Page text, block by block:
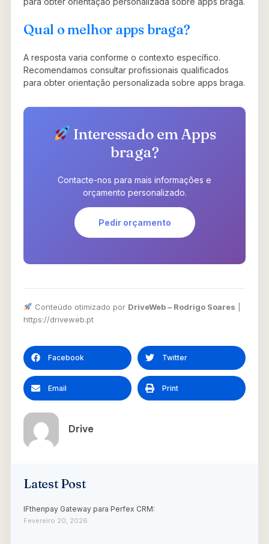
Qual o melhor apps braga?
A resposta varia conforme o contexto específico.
Recomendamos consultar profissionais qualificados
para obter orientação personalizada sobre apps braga.
Interessado em Apps
braga?
Contacte-nos para mais informações e
orçamento personalizado.
Pedir orçamento
Conteúdo otimizado por DriveWeb – Rodrigo Soares
https://driveweb.pt
Facebook Twitter
Email Print
Drive
Latest Post
IFthenpay Gateway para Perfex CRM:
Fevereiro 20, 2026